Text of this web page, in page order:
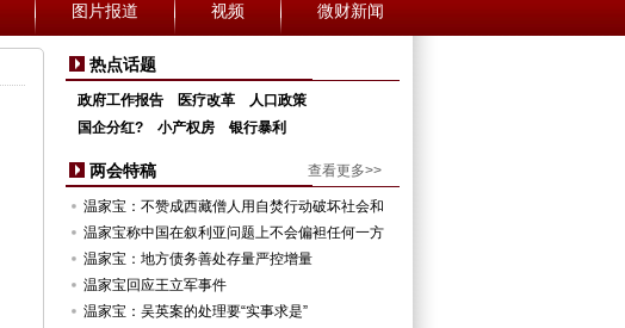
图片报道 视频 微财新闻
热点话题
政府工作报告 医疗改革
人口政策
国企分红?
小产权房 银行暴利
两会特稿 查看更多>>
温家宝：不赞成西藏僧人用自焚行动破坏社会和
谐
温家宝称中国在叙利亚问题上不会偏袒任何一方
温家宝：地方债务善处存量严控增量
温家宝回应王立军事件
温家宝：吴英案的处理要“实事求是”